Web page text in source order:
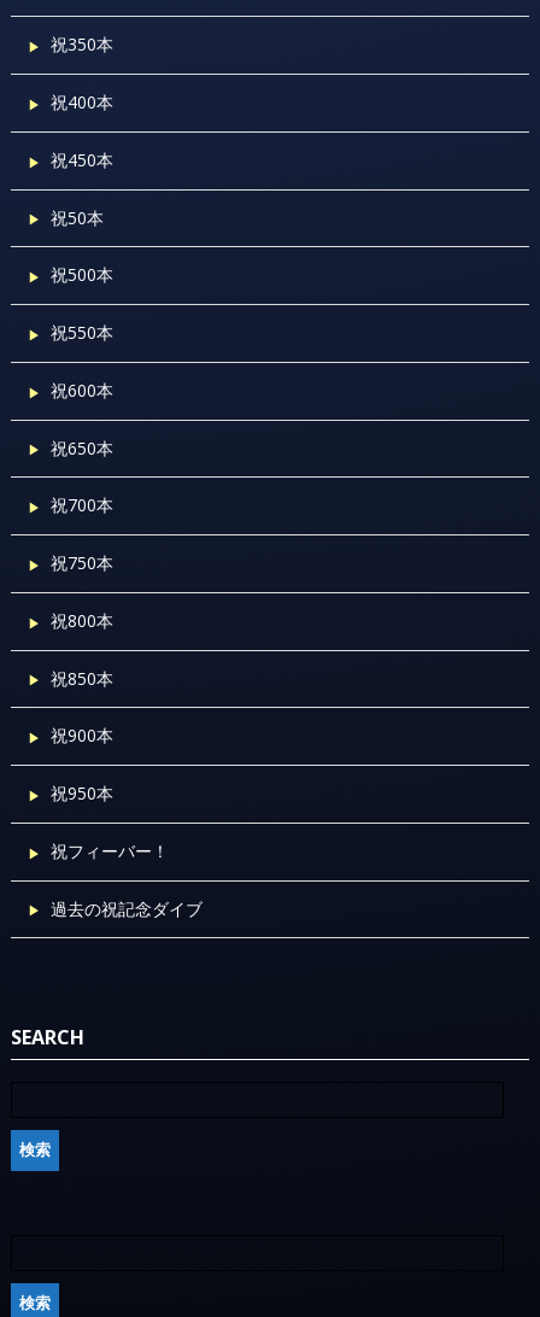
祝350本
祝400本
祝450本
祝50本
祝500本
祝550本
祝600本
祝650本
祝700本
祝750本
祝800本
祝850本
祝900本
祝950本
祝フィーバー！
過去の祝記念ダイブ
SEARCH